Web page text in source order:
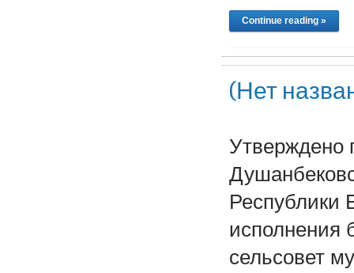
Continue reading »
(Нет
Утверждено
Республики
исполнения
сельсовет